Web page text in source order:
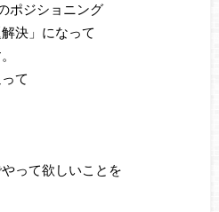
ポジショニング
決」になって
て
って欲しいことを